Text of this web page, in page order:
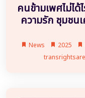
คนข้ามเพศไม่ไ
ความรัก ชุมชน
News 2025